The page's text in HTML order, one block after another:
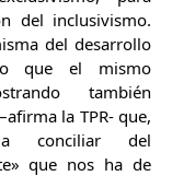
del inclusivismo.
del desarrollo
que el mismo
también
la TPR- que,
conciliar del
que nos ha de